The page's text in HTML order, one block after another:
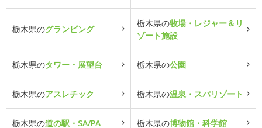
栃木県のグランピング
栃木県の牧場・レジャー＆リ
ゾート施設
栃木県のタワー・展望台 栃木県の公園
栃木県のアスレチック 栃木県の温泉・スパリゾート
栃木県の道の駅・SA/PA 栃木県の博物館・科学館